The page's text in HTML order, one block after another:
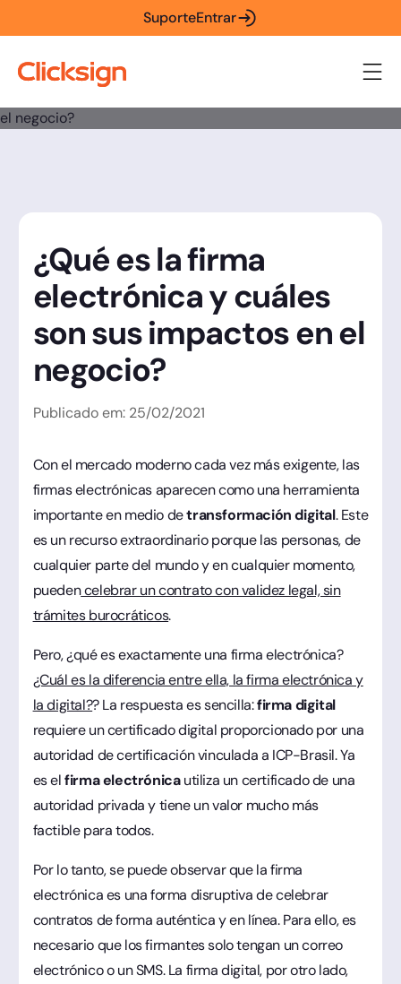
SuporteEntrar
¿Qué es la firma
electrónica y cuáles
son sus impactos en el
negocio?
Publicado em: 25/02/2021
Con el mercado moderno cada vez más exigente, las
firmas electrónicas aparecen como una herramienta
importante en medio detransformación digital. Este
es un recurso extraordinario porque las personas, de
cualquier parte del mundo y en cualquier momento,
puedencelebrar un contrato con validez legal, sin
trámites burocráticos.
Pero, ¿qué es exactamente una firma electrónica?
¿Cuál es la diferencia entre ella, la firma electrónica y
la digital?? La respuesta es sencilla:firma digital
requiere un certificado digital proporcionado por una
autoridad de certificación vinculada a ICP-Brasil. Ya
es elfirma electrónicautiliza un certificado de una
autoridad privada y tiene un valor mucho más
factible para todos.
Por lo tanto, se puede observar que la firma
electrónica es una forma disruptiva de celebrar
contratos de forma auténtica y en línea. Para ello, es
necesario que los firmantes solo tengan un correo
electrónico o un SMS. La firma digital, por otro lado,